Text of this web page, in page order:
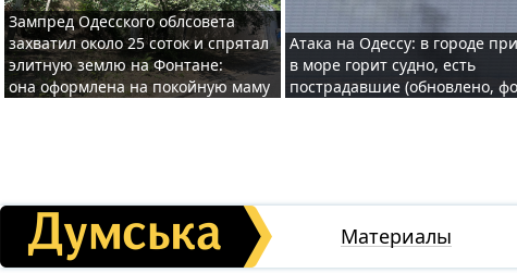
Зампред Одесского облсовета
захватил около 25 соток и спрятал
элитную землю на Фонтане:
она оформлена на покойную маму
Атака на Одессу: в городе
в море горит судно, есть
пострадавшие (обновлено,
Материалы